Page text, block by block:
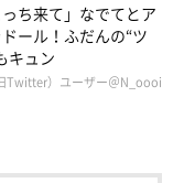
上れなかった
わけではないようで
っち来て」なでてとア
ール！ふだんの“ツ
キュン
Twitter）ユーザー＠N_oooi